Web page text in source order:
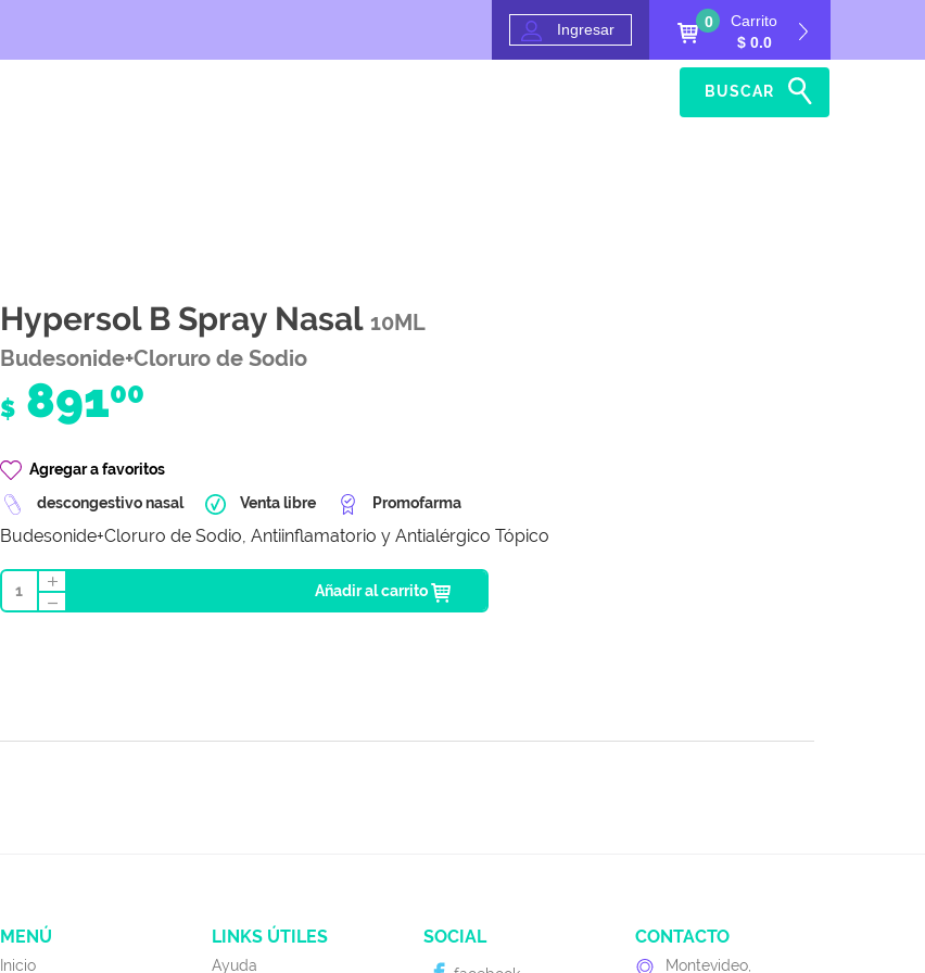
Ingresar 0
Carrito
$ 0.0
BUSCAR
Hypersol B Spray Nasal 10ML
Budesonide+Cloruro de Sodio
$ 89100
Agregar a favoritos
descongestivo nasal
Venta libre Promofarma
Budesonide+Cloruro de Sodio, Antiinflamatorio y Antialérgico Tópico
1 Añadir al carrito
MENÚ
Inicio
LINKS ÚTILES
Ayuda
SOCIAL CONTACTO
Montevideo,